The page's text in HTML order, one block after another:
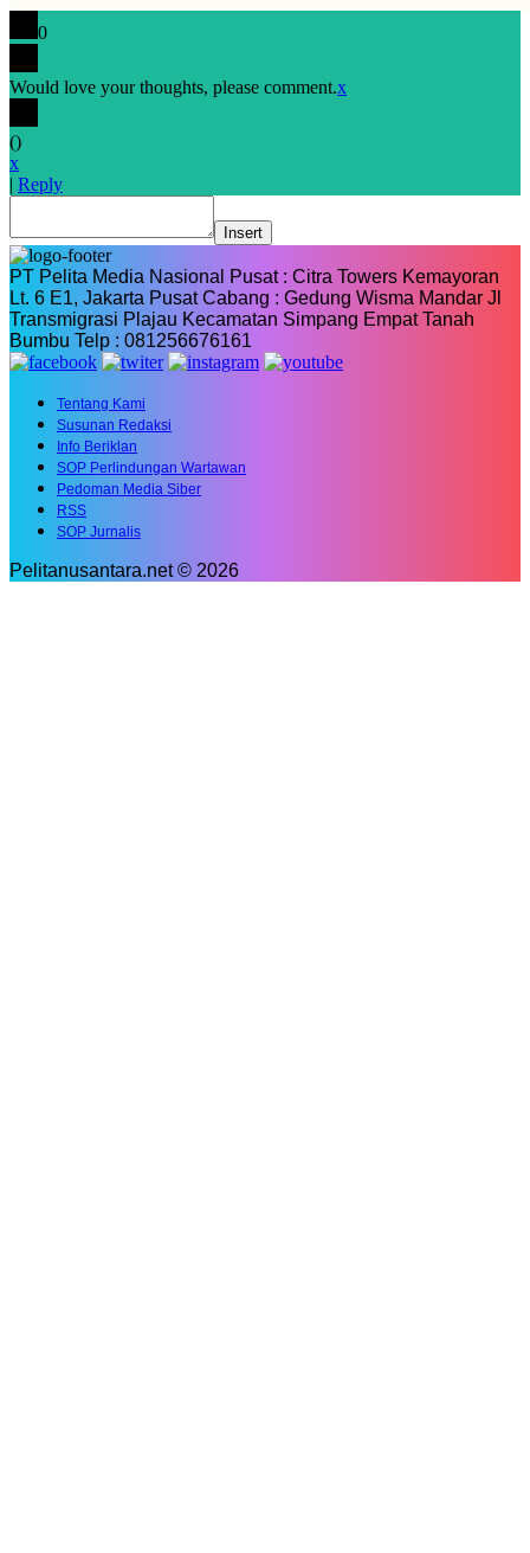
0
Would love your thoughts, please comment.x
()
x
| Reply
Insert
PT Pelita Media Nasional Pusat : Citra Towers Kemayoran
Lt. 6 E1, Jakarta Pusat Cabang : Gedung Wisma Mandar Jl
Transmigrasi Plajau Kecamatan Simpang Empat Tanah
Bumbu Telp : 081256676161
Tentang Kami
Susunan Redaksi
Info Beriklan
SOP Perlindungan Wartawan
Pedoman Media Siber
RSS
SOP Jurnalis
Pelitanusantara.net © 2026